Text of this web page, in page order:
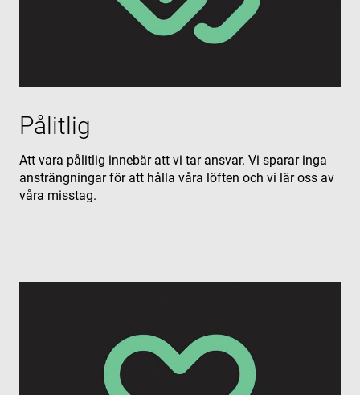
Pålitlig
Att vara pålitlig innebär att vi tar ansvar. Vi sparar inga
ansträngningar för att hålla våra löften och vi lär oss av
våra misstag.